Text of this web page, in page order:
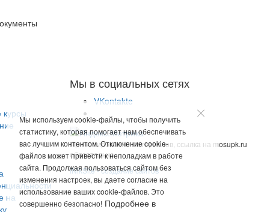
на
Мы в социальных сетях
VKontakte
При копировании материалов, ссылка на mosupk.ru
обязательна
iNikSite - создание сайтов
Мы используем cookie-файлы, чтобы получить
статистику, которая помогает нам обеспечивать
вас лучшим контентом. Отключение cookie-
файлов может привести к неполадкам в работе
сайта. Продолжая пользоваться сайтом без
изменения настроек, вы даете согласие на
использование ваших cookie-файлов. Это
совершенно безопасно!Подробнее в